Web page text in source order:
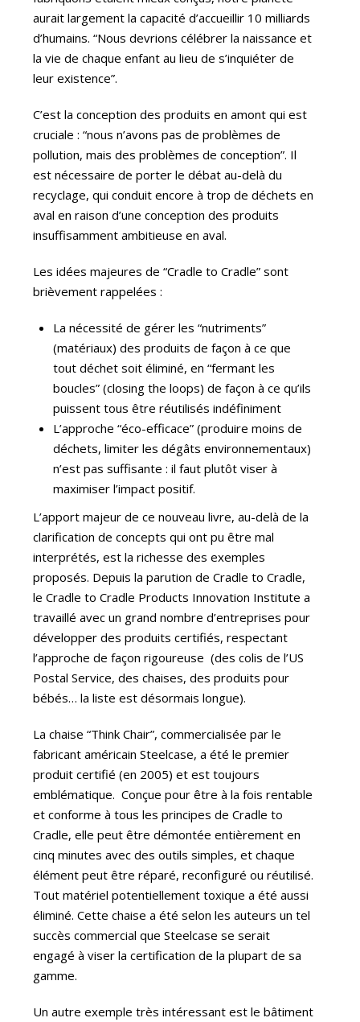
aurait largement la capacité d’accueillir 10 milliards
d’humains. “Nous devrions célébrer la naissance et
la vie de chaque enfant au lieu de s’inquiéter de
leur existence”.
C’est la conception des produits en amont qui est
cruciale : “nous n’avons pas de problèmes de
pollution, mais des problèmes de conception”. Il
est nécessaire de porter le débat au-delà du
recyclage, qui conduit encore à trop de déchets en
aval en raison d’une conception des produits
insuffisamment ambitieuse en aval.
Les idées majeures de “Cradle to Cradle” sont
brièvement rappelées :
La nécessité de gérer les “nutriments”
(matériaux) des produits de façon à ce que
tout déchet soit éliminé, en “fermant les
boucles” (closing the loops) de façon à ce qu’ils
puissent tous être réutilisés indéfiniment
L’approche “éco-efficace” (produire moins de
déchets, limiter les dégâts environnementaux)
n’est pas suffisante : il faut plutôt viser à
maximiser l’impact positif.
L’apport majeur de ce nouveau livre, au-delà de la
clarification de concepts qui ont pu être mal
interprétés, est la richesse des exemples
proposés. Depuis la parution de Cradle to Cradle,
le Cradle to Cradle Products Innovation Institute a
travaillé avec un grand nombre d’entreprises pour
développer des produits certifiés, respectant
l’approche de façon rigoureuse (des colis de l’US
Postal Service, des chaises, des produits pour
bébés… la liste est désormais longue).
La chaise “Think Chair”, commercialisée par le
fabricant américain Steelcase, a été le premier
produit certifié (en 2005) et est toujours
emblématique. Conçue pour être à la fois rentable
et conforme à tous les principes de Cradle to
Cradle, elle peut être démontée entièrement en
cinq minutes avec des outils simples, et chaque
élément peut être réparé, reconfiguré ou réutilisé.
Tout matériel potentiellement toxique a été aussi
éliminé. Cette chaise a été selon les auteurs un tel
succès commercial que Steelcase se serait
engagé à viser la certification de la plupart de sa
gamme.
Un autre exemple très intéressant est le bâtiment